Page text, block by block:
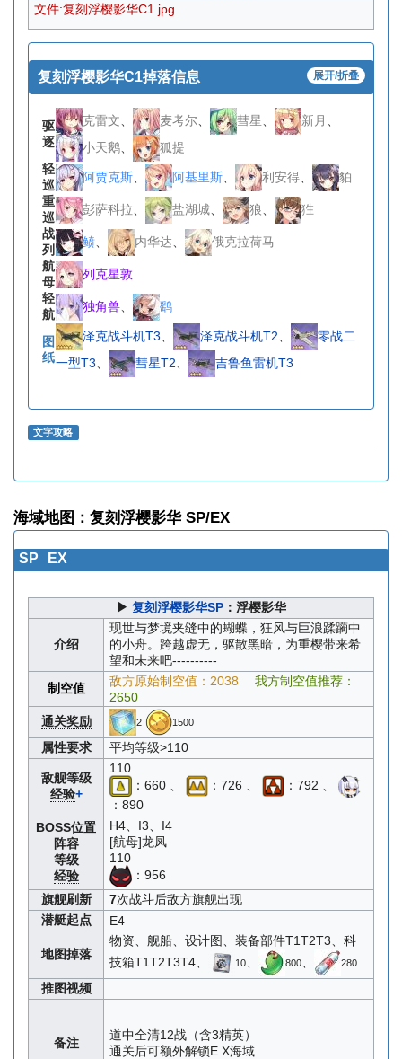
文件:复刻浮樱影华C1.jpg
复刻浮樱影华C1掉落信息 展开/折叠
驱
逐
克雷文 麦考尔 彗星 新月
小天鹅
狐提
轻
巡
阿贾克斯 阿基里斯 利安得
貃
重
巡
彭萨科拉 盐湖城 狼
狌
战
列
鲼 内华达
俄克拉荷马
航
母
列克星敦
轻
航
独角兽 鹞
图
纸
泽克战斗机T3 泽克战斗机T2
零战二
一型T3
彗星T2 吉鲁鱼雷机T3
文字攻略
海域地图：复刻浮樱影华 SP/EX
SP EX
▶ 复刻浮樱影华SP ：浮樱影华
介绍
现世与梦境夹缝中的蝴蝶，狂风与巨浪蹂躏中
的小舟。跨越虚无，驱散黑暗，为重樱带来希
望和未来吧----------
制空值
敌方原始制空值：2038
我方制空值推荐：
2650
通关奖励
2 1500
属性要求 平均等级>110
敌舰等级
经验+
110
：660 、
：726 、
：792 、
：890
BOSS位置
阵容
等级
经验
H4、I3、I4
[航母]龙凤
110
：956
旗舰刷新
7次战斗后敌方旗舰出现
潜艇起点
E4
地图掉落
物资、舰船、设计图、装备部件T1T2T3、科
技箱T1T2T3T4、
10、 800、 280
推图视频
备注
道中全清12战（含3精英）
通关后可额外解锁E.X海域